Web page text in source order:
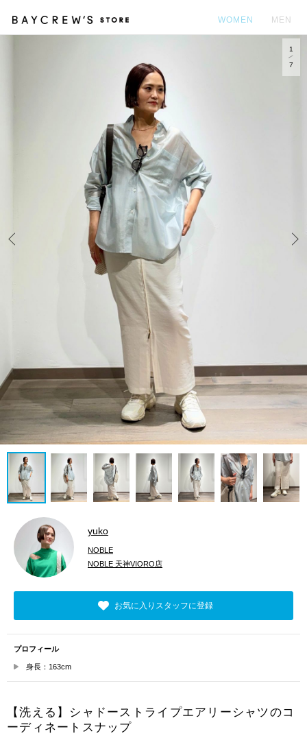
WOMEN MEN
1
7
yuko
NOBLE
NOBLE 天神VIORO店
お気に入りスタッフに登録
プロフィール
身長：163cm
【洗える】シャドーストライプエアリーシャツのコ
ーディネートスナップ